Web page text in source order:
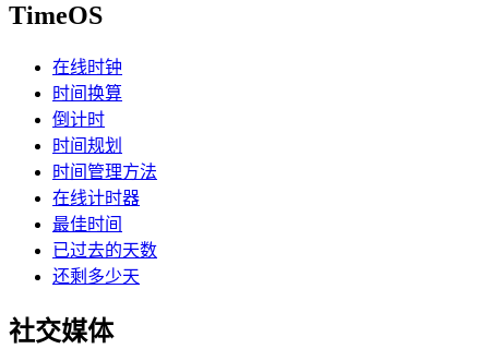
TimeOS
在线时钟
时间换算
倒计时
时间规划
时间管理方法
在线计时器
最佳时间
已过去的天数
还剩多少天
社交媒体